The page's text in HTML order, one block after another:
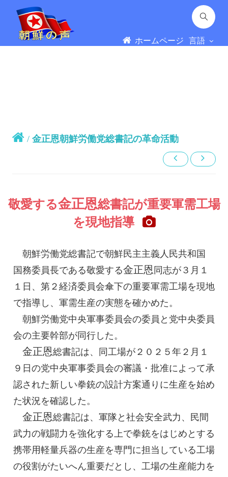
ホームページ 言語
/金正恩朝鮮労働党総書記の革命活動
敬愛する金正恩総書記が重要軍需工場
を現地指導
朝鮮労働党総書記で朝鮮民主主義人民共和国
国務委員長である敬愛する金正恩 同志が３月１
１日、第２経済委員会傘下の重要軍需工場を現地
で指導し、軍需生産の実態を確かめた。
朝鮮労働党中央軍事委員会の委員と党中央委員
会の主要幹部が同行した。
金正恩総書記は、同工場が２０２５年２月１
９日の党中央軍事委員会の審議・批准によって承
認された新しい拳銃の設計方案通りに生産を始め
た状況を確認した。
金正恩総書記は、軍隊と社会安全武力、民間
武力の戦闘力を強化する上で拳銃をはじめとする
携帯用軽量兵器の生産を専門に担当している工場
の役割がたいへん重要だとし、工場の生産能力を